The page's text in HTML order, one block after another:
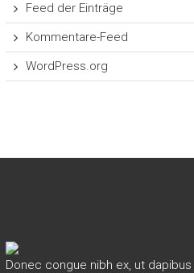
Feed der Einträge
Kommentare-Feed
WordPress.org
Donec congue nibh ex, ut